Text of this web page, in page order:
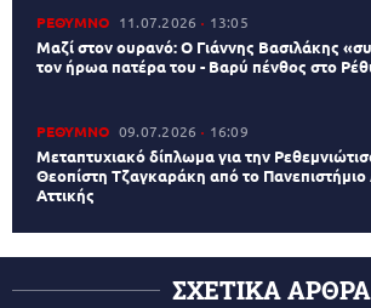
ΡΕΘΥΜΝΟ 11.07.2026 13:05
Μαζί στον ουρανό: Ο Γιάννης Βασιλάκης
τον ήρωα πατέρα του - Βαρύ πένθος στο
ΡΕΘΥΜΝΟ 09.07.2026 16:09
Μεταπτυχιακό δίπλωμα για την
Θεοπίστη Τζαγκαράκη από το Πανεπιστήμιο
Αττικής
ΣΧΕΤΙΚΑ ΑΡΘΡΑ